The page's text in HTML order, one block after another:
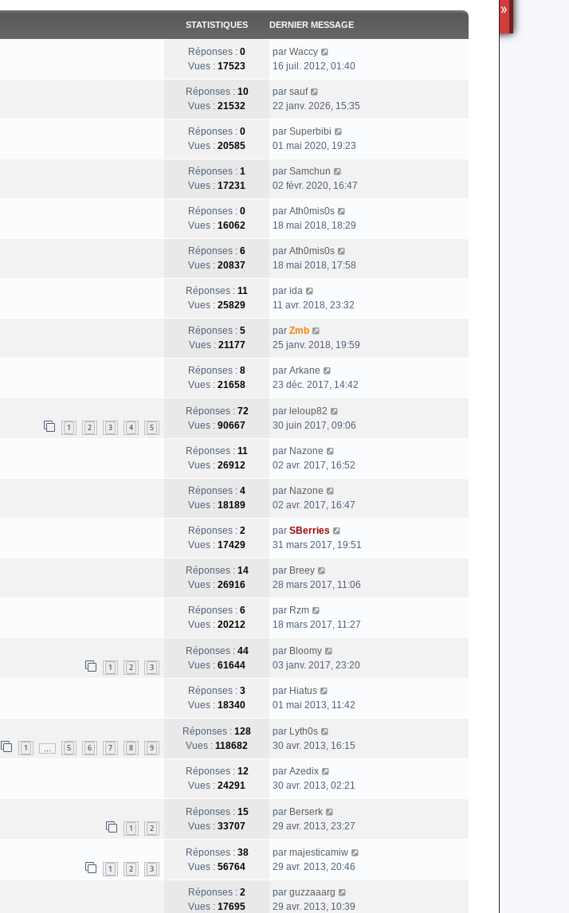
STATISTIQUES DERNIER MESSAGE
Réponses : 0
Vues : 17523
par Waccy
16 juil. 2012, 01:40
Réponses : 10
Vues : 21532
par sauf
22 janv. 2026, 15:35
Réponses : 0
Vues : 20585
par Superbibi
01 mai 2020, 19:23
Réponses : 1
Vues : 17231
par Samchun
02 févr. 2020, 16:47
Réponses : 0
Vues : 16062
par Ath0mis0s
18 mai 2018, 18:29
Réponses : 6
Vues : 20837
par Ath0mis0s
18 mai 2018, 17:58
Réponses : 11
Vues : 25829
par ida
11 avr. 2018, 23:32
Réponses : 5
Vues : 21177
par Zmb
25 janv. 2018, 19:59
Réponses : 8
Vues : 21658
par Arkane
23 déc. 2017, 14:42
1 2 3 4 5
Réponses : 72
Vues : 90667
par leloup82
30 juin 2017, 09:06
Réponses : 11
Vues : 26912
par Nazone
02 avr. 2017, 16:52
Réponses : 4
Vues : 18189
par Nazone
02 avr. 2017, 16:47
Réponses : 2
Vues : 17429
par SBerries
31 mars 2017, 19:51
Réponses : 14
Vues : 26916
par Breey
28 mars 2017, 11:06
Réponses : 6
Vues : 20212
par Rzm
18 mars 2017, 11:27
1 2 3
Réponses : 44
Vues : 61644
par Bloomy
03 janv. 2017, 23:20
Réponses : 3
Vues : 18340
par Hiatus
01 mai 2013, 11:42
1 5 6 7 8 9
Réponses : 128
Vues : 118682
par Lyth0s
30 avr. 2013, 16:15
Réponses : 12
Vues : 24291
par Azedix
30 avr. 2013, 02:21
1 2
Réponses : 15
Vues : 33707
par Berserk
29 avr. 2013, 23:27
1 2 3
Réponses : 38
Vues : 56764
par majesticamiw
29 avr. 2013, 20:46
Réponses : 2
Vues : 17695
par guzzaaarg
29 avr. 2013, 10:39